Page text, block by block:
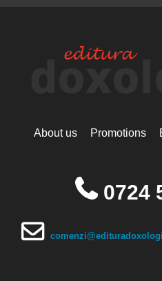
About us Promotions
0724